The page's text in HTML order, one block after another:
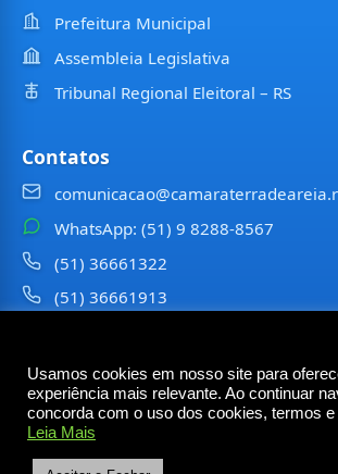
Prefeitura Municipal
Assembleia Legislativa
Tribunal Regional Eleitoral – RS
Contatos
WhatsApp: (51) 9 8288-8567
(51) 36661322
(51) 36661913
©2026Câmara Municipal deTerra de
direitos reservados
Rua Tancredo Neves, 6473 – Centro –
Usamos cookies em nosso site para
experiência mais relevante. Ao continuar
concorda com o uso dos cookies, termos
Leia Mais